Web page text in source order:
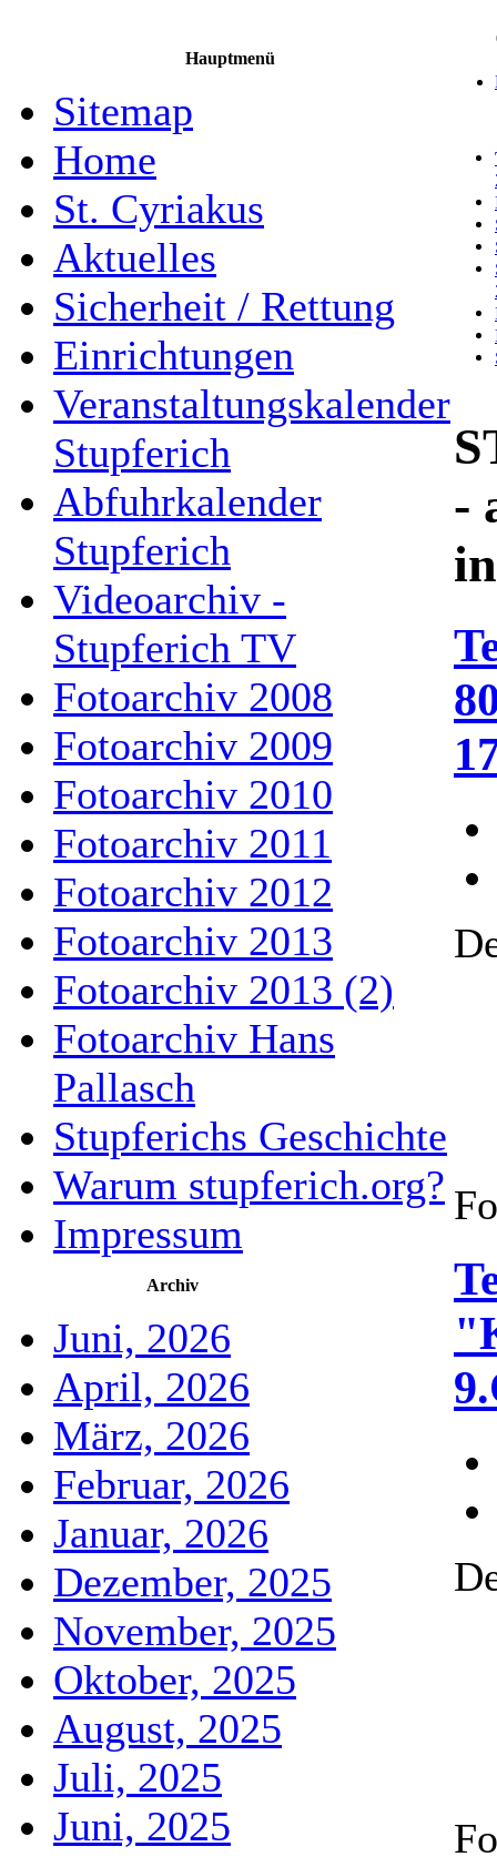
Hauptmenü
Sitemap
Home
St. Cyriakus
Aktuelles
Sicherheit / Rettung
Einrichtungen
Veranstaltungskalender
Stupferich
Abfuhrkalender
Stupferich
Videoarchiv -
Stupferich TV
Fotoarchiv 2008
Fotoarchiv 2009
Fotoarchiv 2010
Fotoarchiv 2011
Fotoarchiv 2012
Fotoarchiv 2013
Fotoarchiv 2013 (2)
Fotoarchiv Hans
Pallasch
Stupferichs Geschichte
Warum stupferich.org?
Impressum
Archiv
Juni, 2026
April, 2026
März, 2026
Februar, 2026
Januar, 2026
Dezember, 2025
November, 2025
Oktober, 2025
August, 2025
Juli, 2025
Juni, 2025
-